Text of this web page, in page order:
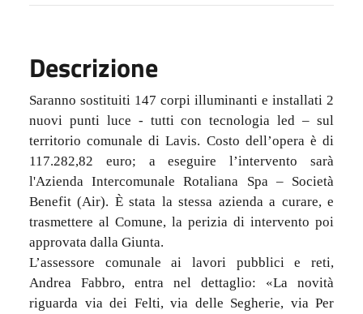
Descrizione
Saranno sostituiti 147 corpi illuminanti e installati 2
nuovi punti luce - tutti con tecnologia led – sul
territorio comunale di Lavis. Costo dell’opera è di
117.282,82 euro; a eseguire l’intervento sarà
l'Azienda Intercomunale Rotaliana Spa – Società
Benefit (Air). È stata la stessa azienda a curare, e
trasmettere al Comune, la perizia di intervento poi
approvata dalla Giunta.
L’assessore comunale ai lavori pubblici e reti,
Andrea Fabbro, entra nel dettaglio: «La novità
riguarda via dei Felti, via delle Segherie, via Per